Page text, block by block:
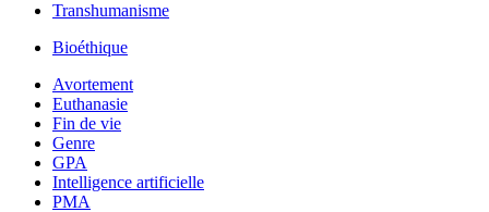
Transhumanisme
Bioéthique
Avortement
Euthanasie
Fin de vie
Genre
GPA
Intelligence artificielle
PMA